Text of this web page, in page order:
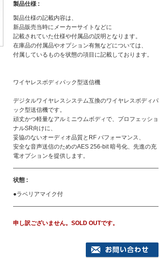
製品仕様 :
製品仕様の記載内容は、
新品販売当時にメーカーサイトなどに
記載されていた仕様や付属品の説明となります。
在庫品の付属品やオプション有無などについては、
付属しているものを状態の項目に記載しております。
ワイヤレスボディパック型送信機
デジタルワイヤレスシステム互換のワイヤレスボディパ
ック型送信機です。
頑丈かつ軽量なアルミニウムボディで、プロフェッショ
ナルSR向けに、
妥協のないオーディオ品質とRF パフォーマンス、
安全な音声送信のためのAES 256-bit 暗号化、先進の充
電オプションを提供します。
状態 :
●ラベリアマイク付
申し訳ございません。 SOLD OUTです。